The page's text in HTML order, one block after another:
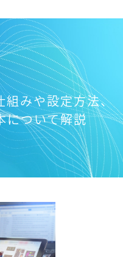
組みや設定方法、
について解説